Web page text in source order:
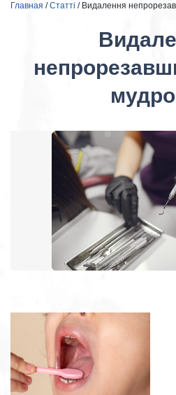
Главная /Статті / Видалення